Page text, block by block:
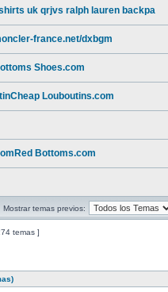
uk qrjvs ralph lauren backpa
france.net/dxbgm
Shoes.com
Louboutins.com
Bottoms.com
Mostrar temas previos:
temas ]